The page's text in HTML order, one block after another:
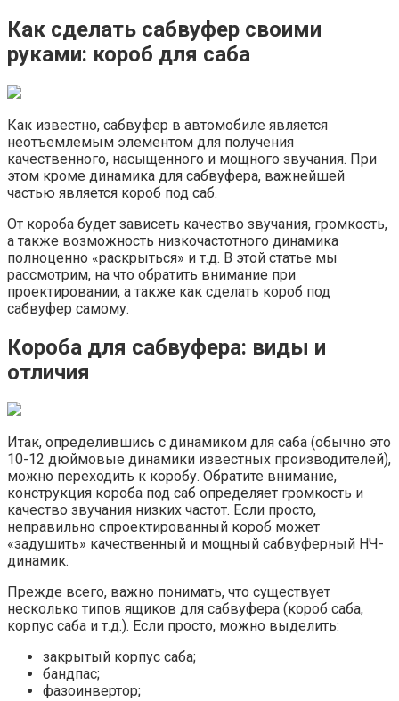
Как сделать сабвуфер своими
руками: короб для саба
Как известно, сабвуфер в автомобиле является
неотъемлемым элементом для получения
качественного, насыщенного и мощного звучания. При
этом кроме динамика для сабвуфера, важнейшей
частью является короб под саб.
От короба будет зависеть качество звучания, громкость,
а также возможность низкочастотного динамика
полноценно «раскрыться» и т.д. В этой статье мы
рассмотрим, на что обратить внимание при
проектировании, а также как сделать короб под
сабвуфер самому.
Короба для сабвуфера: виды и
отличия
Итак, определившись с динамиком для саба (обычно это
10-12 дюймовые динамики известных производителей),
можно переходить к коробу. Обратите внимание,
конструкция короба под саб определяет громкость и
качество звучания низких частот. Если просто,
неправильно спроектированный короб может
«задушить» качественный и мощный сабвуферный НЧ-
динамик.
Прежде всего, важно понимать, что существует
несколько типов ящиков для сабвуфера (короб саба,
корпус саба и т.д.). Если просто, можно выделить:
закрытый корпус саба;
бандпас;
фазоинвертор;